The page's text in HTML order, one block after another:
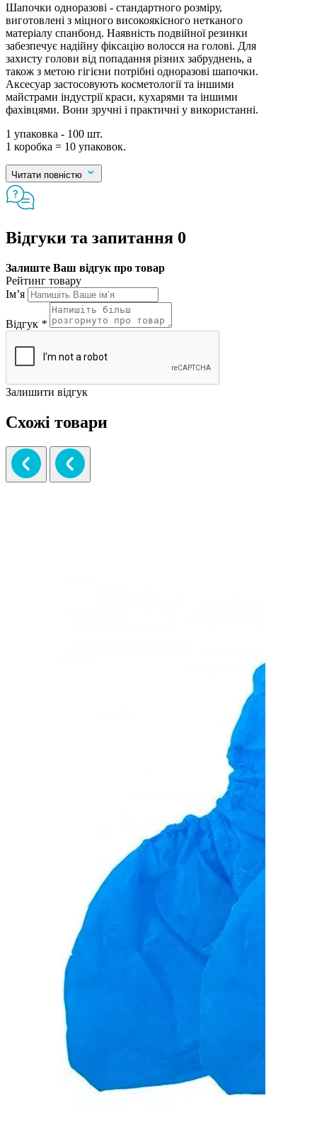
Шапочки одноразові - стандартного розміру,
виготовлені з міцного високоякісного нетканого
матеріалу спанбонд. Наявність подвійної резинки
забезпечує надійну фіксацію волосся на голові. Для
захисту голови від попадання різних забруднень, а
також з метою гігієни потрібні одноразові шапочки.
Аксесуар застосовують косметології та іншими
майстрами індустрії краси, кухарями та іншими
фахівцями. Вони зручні і практичні у використанні.
1 упаковка - 100 шт.
1 коробка = 10 упаковок.
Читати повністю
Відгуки та запитання 0
Залиште Ваш відгук про товар
Рейтинг товару
Ім’я
Відгук *
Залишити відгук
Схожі товари